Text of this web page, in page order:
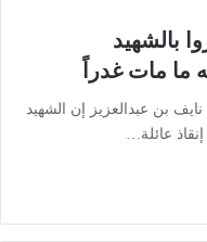
بالشهيد
ما مات غدراً
بن عبدالعزيز إن الشهيد
عائلة…